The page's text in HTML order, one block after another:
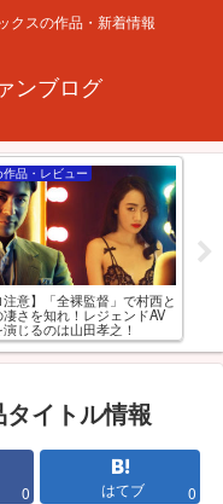
クスの作品・新着情報
ンブログ
作品・レビュー
注意】「全裸監督」で村西と
凄さを知れ！レジェンドAV
じるのは山田孝之！
イトル情報
0 はてブ 0